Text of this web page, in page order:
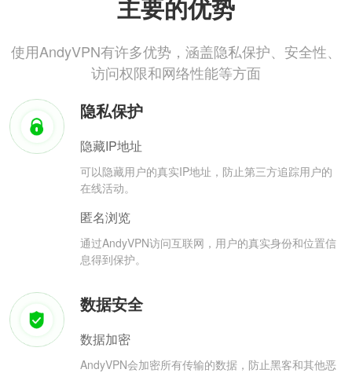
主要的优势
使用AndyVPN有许多优势，涵盖隐私保护、安全性、
访问权限和网络性能等方面
隐私保护
隐藏IP地址
可以隐藏用户的真实IP地址，防止第三方追踪用户的
在线活动。
匿名浏览
通过AndyVPN访问互联网，用户的真实身份和位置信
息得到保护。
数据安全
数据加密
AndyVPN会加密所有传输的数据，防止黑客和其他恶